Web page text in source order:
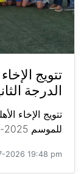
تتويج
الدرجة الثانية
تتويج الإخاء
للموسم 2025-2026 ...
2026 19:48 pm